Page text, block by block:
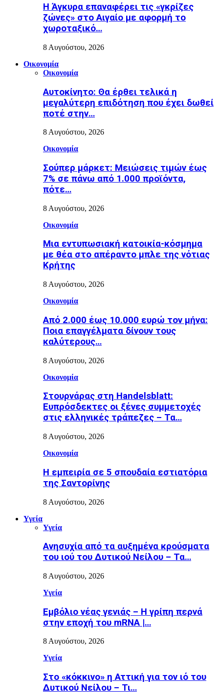
Η Άγκυρα επαναφέρει τις «γκρίζες
ζώνες» στο Αιγαίο με αφορμή το
χωροταξικό…
8 Αυγούστου, 2026
Οικονομία
Οικονομία
Αυτοκίνητο: Θα έρθει τελικά η
μεγαλύτερη επιδότηση που έχει δωθεί
ποτέ στην…
8 Αυγούστου, 2026
Οικονομία
Σούπερ μάρκετ: Μειώσεις τιμών έως
7% σε πάνω από 1.000 προϊόντα,
πότε…
8 Αυγούστου, 2026
Οικονομία
Μια εντυπωσιακή κατοικία-κόσμημα
με θέα στο απέραντο μπλε της νότιας
Κρήτης
8 Αυγούστου, 2026
Οικονομία
Από 2.000 έως 10.000 ευρώ τον μήνα:
Ποια επαγγέλματα δίνουν τους
καλύτερους…
8 Αυγούστου, 2026
Οικονομία
Στουρνάρας στη Handelsblatt:
Ευπρόσδεκτες οι ξένες συμμετοχές
στις ελληνικές τράπεζες – Τα…
8 Αυγούστου, 2026
Οικονομία
Η εμπειρία σε 5 σπουδαία εστιατόρια
της Σαντορίνης
8 Αυγούστου, 2026
Υγεία
Υγεία
Ανησυχία από τα αυξημένα κρούσματα
του ιού του Δυτικού Νείλου – Τα…
8 Αυγούστου, 2026
Υγεία
Εµβόλιο νέας γενιάς – Η γρίπη περνά
στην εποχή του mRNA |…
8 Αυγούστου, 2026
Υγεία
Στο «κόκκινο» η Αττική για τον ιό του
Δυτικού Νείλου – Τι…